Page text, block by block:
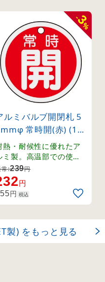
-
3
%
ルミバルブ開閉札 5
常時開(赤) (15
熱・耐候性に優れたア
ミ製。高温部での使用
も適したバルブ表示札
常:239円
円
円 税込
製) をもっと見る